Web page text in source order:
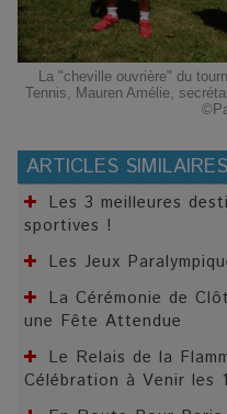
La "cheville ouvrière" du
Tennis, Mauren Amélie,
ARTICLES
Les 3 meilleures
sportives !
Les Jeux
La Cérémonie de
une Fête Attendue
Le Relais de la
Célébration à Venir les